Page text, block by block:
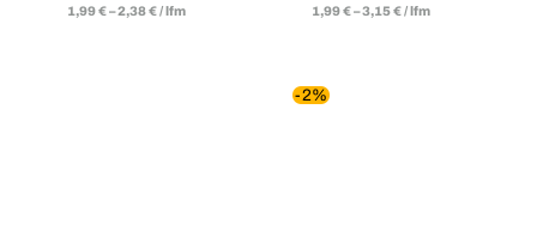
1,99€–2,38€/lfm 1,99€–3,15€/lfm
-2%